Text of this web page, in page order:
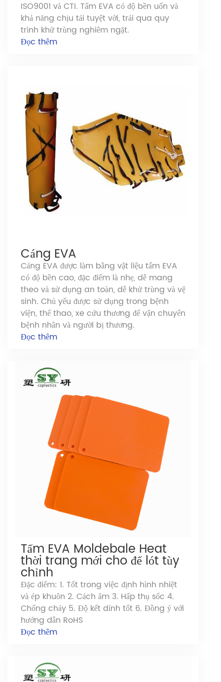
ISO9001 và CTI. Tấm EVA có độ bền uốn và
khả năng chịu tải tuyệt vời, trải qua quy
trình khử trùng nghiêm ngặt.
Đọc thêm
Cáng EVA
Cáng EVA được làm bằng vật liệu tấm EVA
có độ bền cao, đặc điểm là nhẹ, dễ mang
theo và sử dụng an toàn, dễ khử trùng và vệ
sinh. Chủ yếu được sử dụng trong bệnh
viện, thể thao, xe cứu thương để vận chuyển
bệnh nhân và người bị thương.
Đọc thêm
Tấm EVA Moldebale Heat
thời trang mới cho đế lót tùy
chỉnh
Đặc điểm: 1. Tốt trong việc định hình nhiệt
và ép khuôn 2. Cách âm 3. Hấp thụ sốc 4.
Chống cháy 5. Độ kết dính tốt 6. Đồng ý với
hướng dẫn RoHS
Đọc thêm